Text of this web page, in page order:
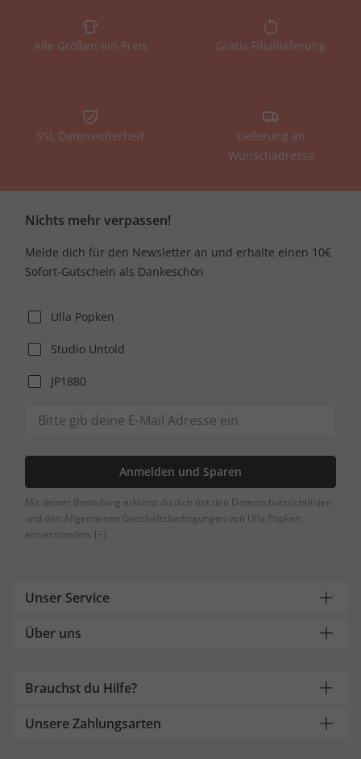
Alle Größen ein Preis Gratis Filiallieferung
SSL Datensicherheit
Lieferung an
Wunschadresse
Nichts mehr verpassen!
Melde dich für den Newsletter an und erhalte einen 10€
Sofort-Gutschein als Dankeschön
Ulla Popken
Studio Untold
JP1880
Anmelden und Sparen
Mit deiner Bestellung erklärst du dich mit den Datenschutzrichtlinien
und den Allgemeinen Geschäftsbedingungen von Ulla Popken
einverstanden. [+]
Unser Service
Über uns
Brauchst du Hilfe?
Unsere Zahlungsarten